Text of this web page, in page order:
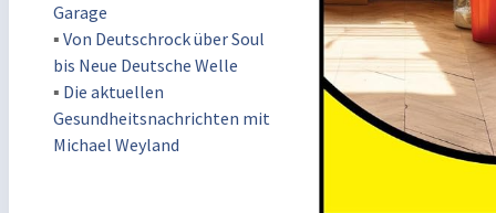
Garage
▪ Von Deutschrock über Soul
bis Neue Deutsche Welle
▪ Die aktuellen
Gesundheitsnachrichten mit
Michael Weyland